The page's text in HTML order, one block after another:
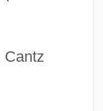
Cantz